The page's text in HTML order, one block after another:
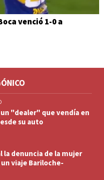
venció 1-0 a
"dealer" que vendía en
su auto
la denuncia de la mujer
un viaje Bariloche-